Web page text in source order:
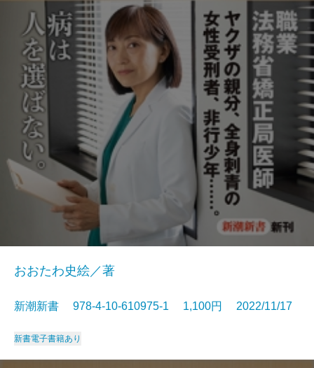
おおたわ史絵／著
新潮新書 978-4-10-610975-1 1,100円 2022/11/17
新書電子書籍あり